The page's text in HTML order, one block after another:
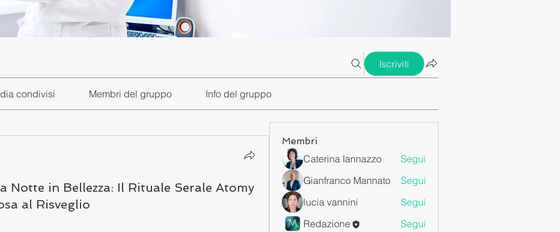
Iscriviti
condivisi Membri del gruppo Info del gruppo
Notte in Bellezza: Il Rituale Serale Atomy
al Risveglio
Membri
Caterina Iannazzo
Segui
Gianfranco Mannato
Segui
lucia vannini
Segui
Redazione
Segui